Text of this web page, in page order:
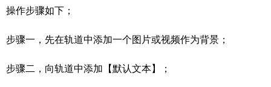
操作步骤如下；
步骤一，先在轨道中添加一个图片或视频作为背景；
步骤二，向轨道中添加【默认文本】；